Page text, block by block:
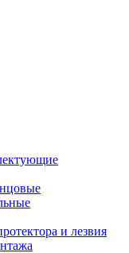
и лезвия